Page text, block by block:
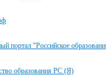
портал "Российское
образования РС (Я)